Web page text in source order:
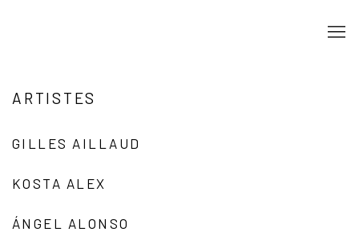
ARTISTES
GILLES AILLAUD
KOSTA ALEX
ÁNGEL ALONSO